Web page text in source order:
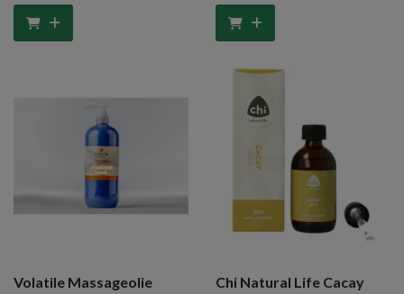
Volatile Massageolie
Chi Natural Life Cacay